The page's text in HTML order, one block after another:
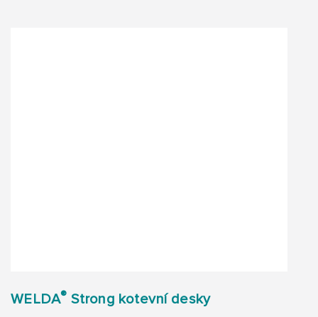
WELDA® Strong kotevní desky